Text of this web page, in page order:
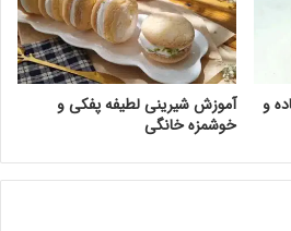
و
آموزش شیرینی لطیفه پفکی و
خوشمزه خانگی